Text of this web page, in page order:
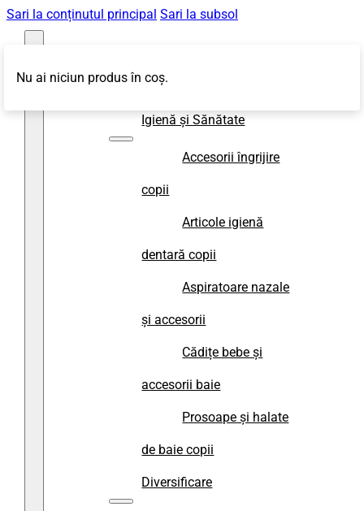
Sari la conținutul principal Sari la subsol
Igienă și Sănătate
Accesorii îngrijire
copii
Articole igienă
dentară copii
Aspiratoare nazale
și accesorii
Cădițe bebe și
accesorii baie
Prosoape și halate
de baie copii
Diversificare
Nu ai niciun produs în coș.